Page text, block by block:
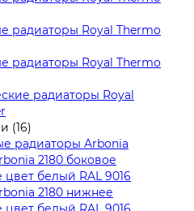
радиаторы Royal Thermo
радиаторы Royal Thermo
радиаторы Royal
(16)
радиаторы Arbonia
2180 боковое
белый RAL 9016
2180 нижнее